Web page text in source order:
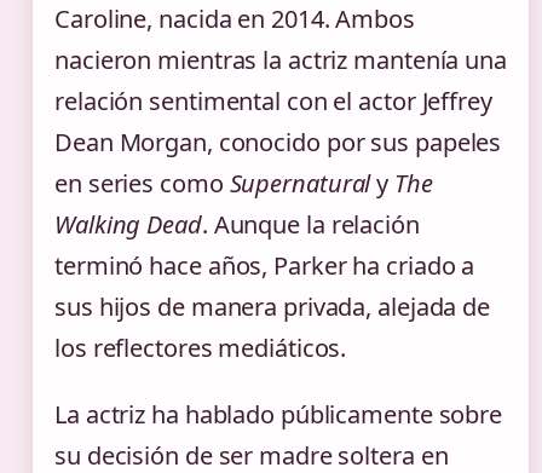
Caroline, nacida en 2014. Ambos
nacieron mientras la actriz mantenía una
relación sentimental con el actor Jeffrey
Dean Morgan, conocido por sus papeles
en series como Supernaturaly The
Walking Dead. Aunque la relación
terminó hace años, Parker ha criado a
sus hijos de manera privada, alejada de
los reflectores mediáticos.
La actriz ha hablado públicamente sobre
su decisión de ser madre soltera en